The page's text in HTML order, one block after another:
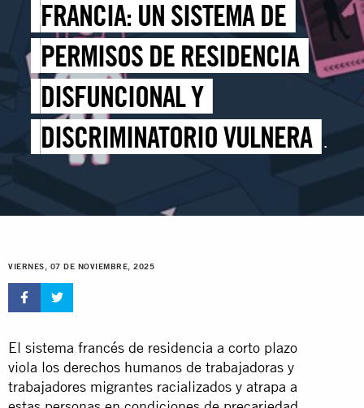
FRANCIA: UN SISTEMA DE
PERMISOS DE RESIDENCIA
DISFUNCIONAL Y
DISCRIMINATORIO VULNERA
LOS DERECHOS DE
TRABAJADORAS Y
TRABAJADORES MIGRANTES
RACIALIZADOS
VIERNES, 07 DE NOVIEMBRE, 2025
El sistema francés de residencia a corto plazo
viola los derechos humanos de trabajadoras y
trabajadores migrantes racializados y atrapa a